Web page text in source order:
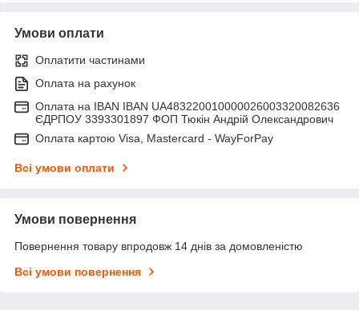
Умови оплати
Оплатити частинами
Оплата на рахунок
Оплата на IBAN IBAN UA483220010000026003320082636
ЄДРПОУ 3393301897 ФОП Тюкін Андрій Олександрович
Оплата картою Visa, Mastercard - WayForPay
Всі умови оплати
Умови повернення
Повернення товару впродовж 14 днів за домовленістю
Всі умови повернення